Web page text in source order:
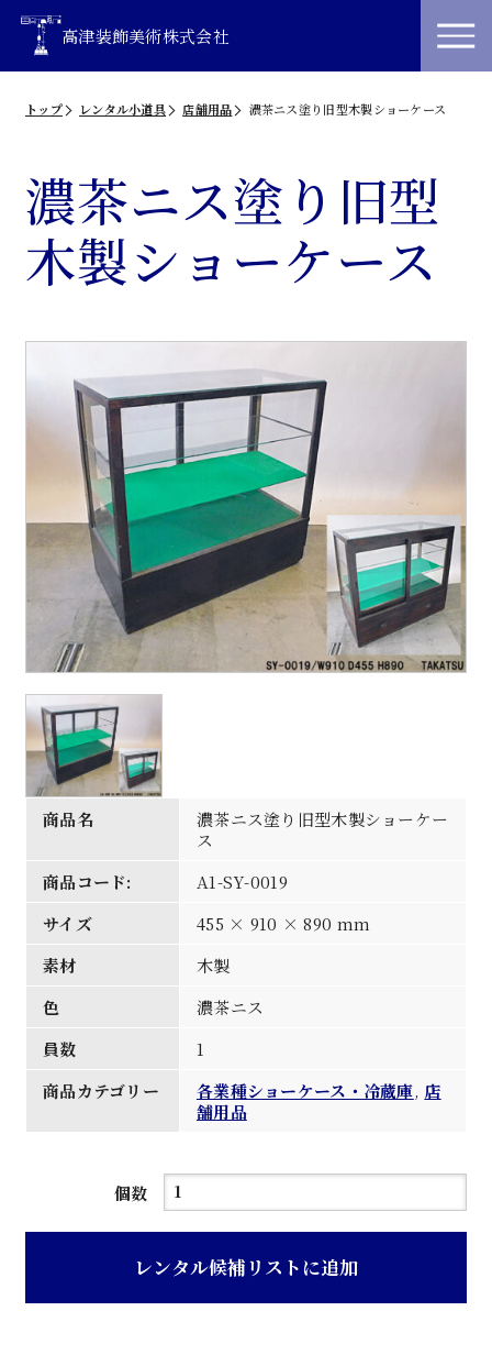
高津装飾美術株式会社
トップ レンタル小道具 店舗用品 濃茶ニス塗り旧型木製ショーケース
濃茶ニス塗り旧型
木製ショーケース
商品名
濃茶ニス塗り旧型木製ショーケー
ス
商品コード:
A1-SY-0019
サイズ
455 × 910 × 890 mm
素材
木製
色
濃茶ニス
員数
1
商品カテゴリー
各業種ショーケース・冷蔵庫, 店
舗用品
個数
濃
ス
レンタル候補リストに追加